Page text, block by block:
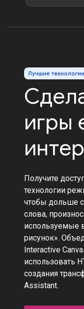
Лучшие
игры
Получите
технологии
чтобы дольше
слова,
используемые
рисунок».
Interactive
использовать
создания
Assistant.